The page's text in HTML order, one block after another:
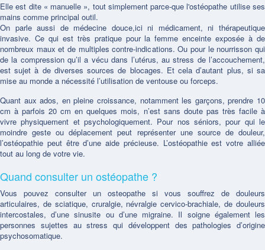
Elle est dite « manuelle », tout simplement parce-que l'ostéopathe utilise ses
mains comme principal outil.
On parle aussi de médecine douce,ici ni médicament, ni thérapeutique
invasive. Ce qui est très pratique pour la femme enceinte exposée à de
nombreux maux et de multiples contre-indications. Ou pour le nourrisson qui
de la compression qu’il a vécu dans l’utérus, au stress de l’accouchement,
est sujet à de diverses sources de blocages. Et cela d’autant plus, si sa
mise au monde a nécessité l’utilisation de ventouse ou forceps.
Quant aux ados, en pleine croissance, notamment les garçons, prendre 10
cm à parfois 20 cm en quelques mois, n’est sans doute pas très facile à
vivre physiquement et psychologiquement. Pour nos séniors, pour qui le
moindre geste ou déplacement peut représenter une source de douleur,
l’ostéopathie peut être d’une aide précieuse. L’ostéopathie est votre alliée
tout au long de votre vie.
Quand consulter un ostéopathe ?
Vous pouvez consulter un osteopathe si vous souffrez de douleurs
articulaires, de sciatique, cruralgie, névralgie cervico-brachiale, de douleurs
intercostales, d’une sinusite ou d’une migraine. Il soigne également les
personnes sujettes au stress qui développent des pathologies d’origine
psychosomatique.